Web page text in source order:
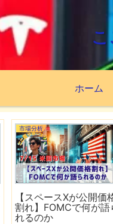
ホーム
市場分析
【スペースXが公開価
割れ】FOMCで何が語
れるのか